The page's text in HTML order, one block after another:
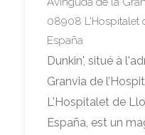
08908 L'Hospitalet
España
Dunkin', situé à
Granvia de
L'Hospitalet de
España, est un